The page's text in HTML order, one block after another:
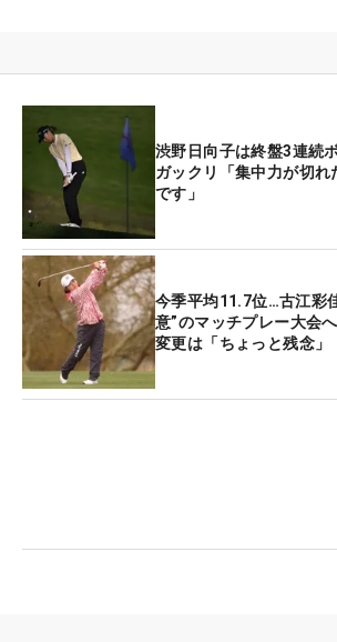
渋野日向子は終盤3連続
ガックリ「集中力が切れ
です」
今季平均11.7位…古江彩
意”のマッチプレー大会
変更は「ちょっと残念」